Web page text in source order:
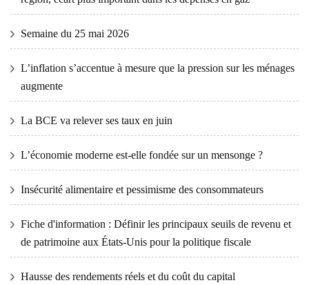
Semaine du 25 mai 2026
L’inflation s’accentue à mesure que la pression sur les ménages
augmente
La BCE va relever ses taux en juin
L’économie moderne est-elle fondée sur un mensonge ?
Insécurité alimentaire et pessimisme des consommateurs
Fiche d'information : Définir les principaux seuils de revenu et
de patrimoine aux États-Unis pour la politique fiscale
Hausse des rendements réels et du coût du capital